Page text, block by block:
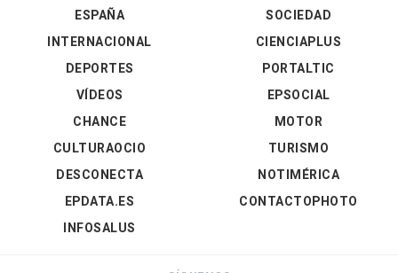
ESPAÑA
INTERNACIONAL
DEPORTES
VÍDEOS
SOCIEDAD
CIENCIAPLUS
PORTALTIC
EPSOCIAL
CHANCE
CULTURAOCIO
DESCONECTA
EPDATA.ES
INFOSALUS
MOTOR
TURISMO
NOTIMÉRICA
CONTACTOPHOTO